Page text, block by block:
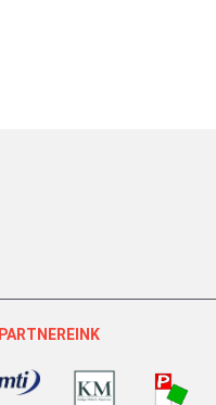
PARTNEREINK